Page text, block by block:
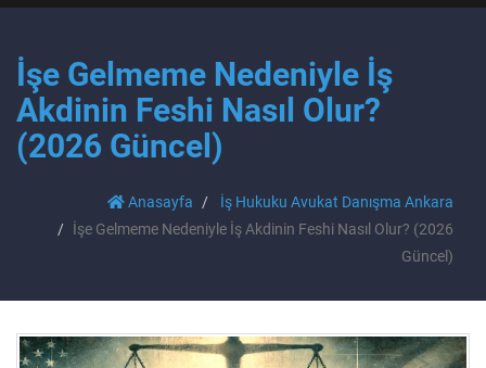
İşe Gelmeme Nedeniyle İş
Akdinin Feshi Nasıl Olur?
(2026 Güncel)
Anasayfa
İş Hukuku Avukat Danışma Ankara
İşe Gelmeme Nedeniyle İş Akdinin Feshi Nasıl Olur? (2026
Güncel)